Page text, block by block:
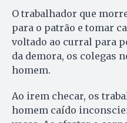
O trabalhador que
para o patrão e tomar
voltado ao curral para
da demora, os colegas
homem.
Ao irem checar, os
homem caído